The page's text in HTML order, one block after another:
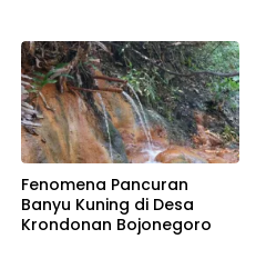
Fenomena Pancuran
Banyu Kuning di Desa
Krondonan Bojonegoro